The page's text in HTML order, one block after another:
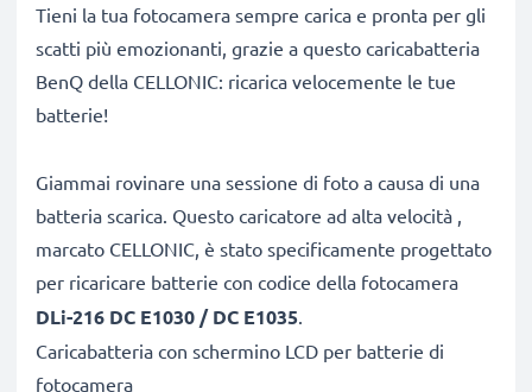
Tieni la tua fotocamera sempre carica e pronta per gli
scatti più emozionanti, grazie a questo caricabatteria
BenQ della CELLONIC: ricarica velocemente le tue
batterie!
Giammai rovinare una sessione di foto a causa di una
batteria scarica. Questo caricatore ad alta velocità ,
marcato CELLONIC, è stato specificamente progettato
per ricaricare batterie con codice della fotocamera
DLi-216 DC E1030 / DC E1035.
Caricabatteria con schermino LCD per batterie di
fotocamera